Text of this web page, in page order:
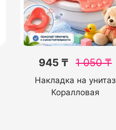
945 ₸ 1 050₸
Накладка на унитаз
Коралловая